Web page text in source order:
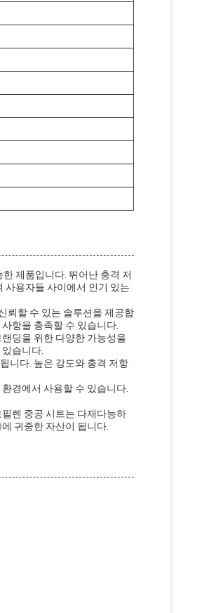
제품입니다. 뛰어난 충격 저
사용자들 사이에서 인기 있는
뢰할 수 있는 솔루션을 제공합
항을 충족할 수 있습니다.
딩을 위한 다양한 가능성을
습니다.
니다. 높은 강도와 충격 저항
경에서 사용할 수 있습니다.
렌 중공 시트는 다재다능하
귀중한 자산이 됩니다.